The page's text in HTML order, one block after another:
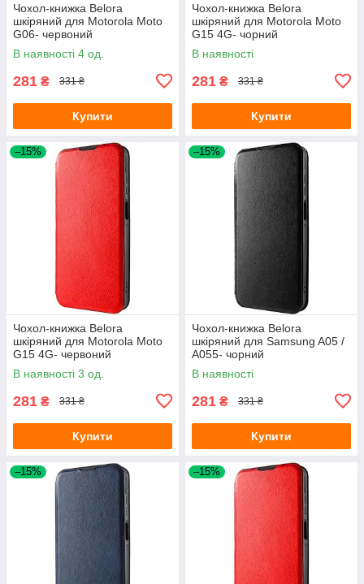
Чохол-книжка Belora
шкіряний для Motorola Moto
G06- червоний
В наявності 4 од.
281 ₴ 331 ₴
Купити
Чохол-книжка Belora
шкіряний для Motorola Moto
G15 4G- чорний
В наявності
281 ₴ 331 ₴
Купити
–15%
Чохол-книжка Belora
шкіряний для Motorola Moto
G15 4G- червоний
В наявності 3 од.
281 ₴ 331 ₴
Купити
–15%
Чохол-книжка Belora
шкіряний для Samsung A05 /
A055- чорний
В наявності
281 ₴ 331 ₴
Купити
–15% –15%